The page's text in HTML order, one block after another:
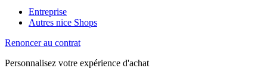
Entreprise
Autres nice Shops
Renoncer au contrat
Personnalisez votre expérience d'achat